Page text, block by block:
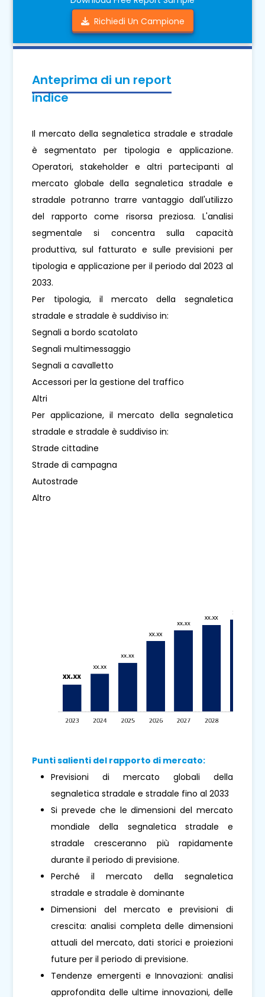
Richiedi Un Campione
Anteprima di un report
indice
Il mercato della segnaletica stradale e stradale
è segmentato per tipologia e applicazione.
Operatori, stakeholder e altri partecipanti al
mercato globale della segnaletica stradale e
stradale potranno trarre vantaggio dall'utilizzo
del rapporto come risorsa preziosa. L'analisi
segmentale si concentra sulla capacità
produttiva, sul fatturato e sulle previsioni per
tipologia e applicazione per il periodo dal 2023 al
2033.
Per tipologia, il mercato della segnaletica
stradale e stradale è suddiviso in:
Segnali a bordo scatolato
Segnali multimessaggio
Segnali a cavalletto
Accessori per la gestione del traffico
Altri
Per applicazione, il mercato della segnaletica
stradale e stradale è suddiviso in:
Strade cittadine
Strade di campagna
Autostrade
Altro
Punti salienti del rapporto di mercato:
Previsioni di mercato globali della
segnaletica stradale e stradale fino al 2033
Si prevede che le dimensioni del mercato
mondiale della segnaletica stradale e
stradale cresceranno più rapidamente
durante il periodo di previsione.
Perché il mercato della segnaletica
stradale e stradale è dominante
Dimensioni del mercato e previsioni di
crescita: analisi completa delle dimensioni
attuali del mercato, dati storici e proiezioni
future per il periodo di previsione.
Tendenze emergenti e Innovazioni: analisi
approfondita delle ultime innovazioni, delle